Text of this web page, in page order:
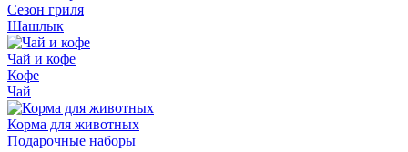
Сезон гриля
Шашлык
Чай и кофе
Кофе
Чай
Корма для животных
Подарочные наборы